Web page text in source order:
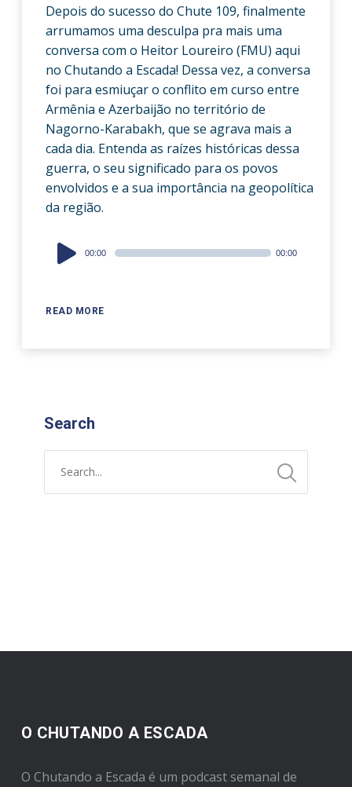
Depois do sucesso do Chute 109, finalmente
arrumamos uma desculpa pra mais uma
conversa com o Heitor Loureiro (FMU) aqui
no Chutando a Escada! Dessa vez, a conversa
foi para esmiuçar o conflito em curso entre
Armênia e Azerbaijão no território de
Nagorno-Karabakh, que se agrava mais a
cada dia. Entenda as raízes históricas dessa
guerra, o seu significado para os povos
envolvidos e a sua importância na geopolítica
da região.
READ MORE
Audio
Player
00:00 00:00
Search
O CHUTANDO A ESCADA
O Chutando a Escada é um podcast semanal de